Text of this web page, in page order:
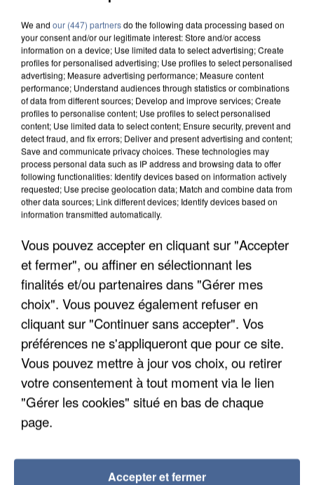
UNE TOURISTE DE L’OISE EMPORTÉE PAR UNE
COULÉE DE BOUE EN HAUTE-SAVOIE
We and our (447) partnersdo the following data processing based on
your consent and/or our legitimate interest: Store and/or access
information on a device; Use limited data to select advertising; Create
profiles for personalised advertising; Use profiles to select personalised
advertising; Measure advertising performance; Measure content
performance; Understand audiences through statistics or combinations
of data from different sources; Develop and improve services; Create
profiles to personalise content; Use profiles to select personalised
content; Use limited data to select content; Ensure security, prevent and
detect fraud, and fix errors; Deliver and present advertising and content;
Save and communicate privacy choices. These technologies may
process personal data such as IP address and browsing data to offer
following functionalities: Identify devices based on information actively
requested; Use precise geolocation data; Match and combine data from
other data sources; Link different devices; Identify devices based on
information transmitted automatically.
Vous pouvez accepter en cliquant sur "Accepter
et fermer", ou affiner en sélectionnant les
finalités et/ou partenaires dans "Gérer mes
choix". Vous pouvez également refuser en
cliquant sur "Continuer sans accepter". Vos
préférences ne s'appliqueront que pour ce site.
Vous pouvez mettre à jour vos choix, ou retirer
votre consentement à tout moment via le lien
"Gérer les cookies" situé en bas de chaque
page.
Accepter et fermer